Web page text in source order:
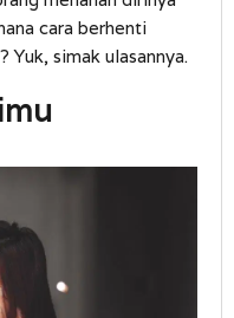
cara berhenti
Yuk, simak ulasannya.